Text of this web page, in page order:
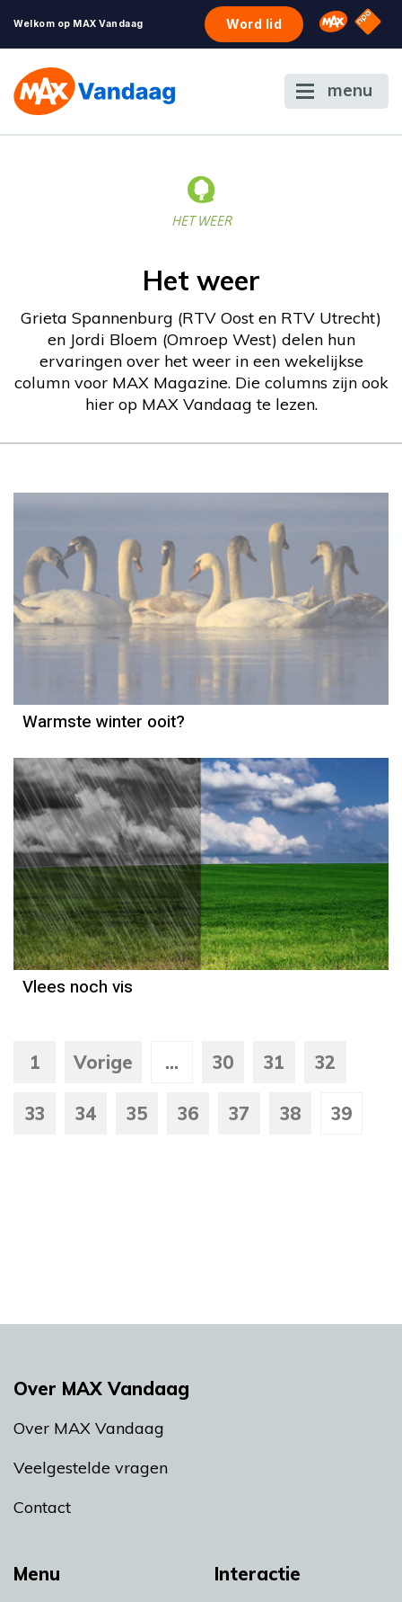
Welkom op MAX Vandaag Word lid Omroep
NPO
menu
HET WEER
Het weer
Grieta Spannenburg (RTV Oost en RTV Utrecht)
en Jordi Bloem (Omroep West) delen hun
ervaringen over het weer in een wekelijkse
column voor MAX Magazine. Die columns zijn ook
hier op MAX Vandaag te lezen.
Weerbericht
Reinier van den Berg
Warmste winter ooit?
Weerbericht
Reinier van den Berg
Vlees noch vis
1 Vorige ... 30 31 32
33 34 35 36 37 38 39
Menu Interactie
Over MAX Vandaag
Over MAX Vandaag
Veelgestelde vragen
Contact